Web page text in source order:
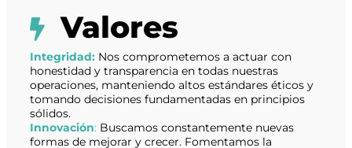
Valores
Integridad:Nos comprometemos a actuar con
honestidad y transparencia en todas nuestras
operaciones, manteniendo altos estándares éticos y
tomando decisiones fundamentadas en principios
sólidos.
Innovación: Buscamos constantemente nuevas
formas de mejorar y crecer. Fomentamos la